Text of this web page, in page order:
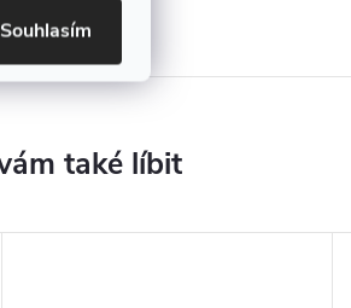
Souhlasím